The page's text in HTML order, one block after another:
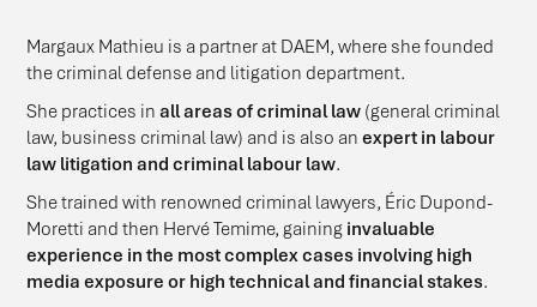
Margaux Mathieu is a partner at DAEM, where she founded
the criminal defense and litigation department.
She practices inall areas of criminal law (general criminal
law, business criminal law) and is also anexpert in labour
law litigation and criminal labour law.
She trained with renowned criminal lawyers, Éric Dupond-
Moretti and then Hervé Temime, gaining invaluable
experience in the most complex cases involving high
media exposure or high technical and financial stakes.